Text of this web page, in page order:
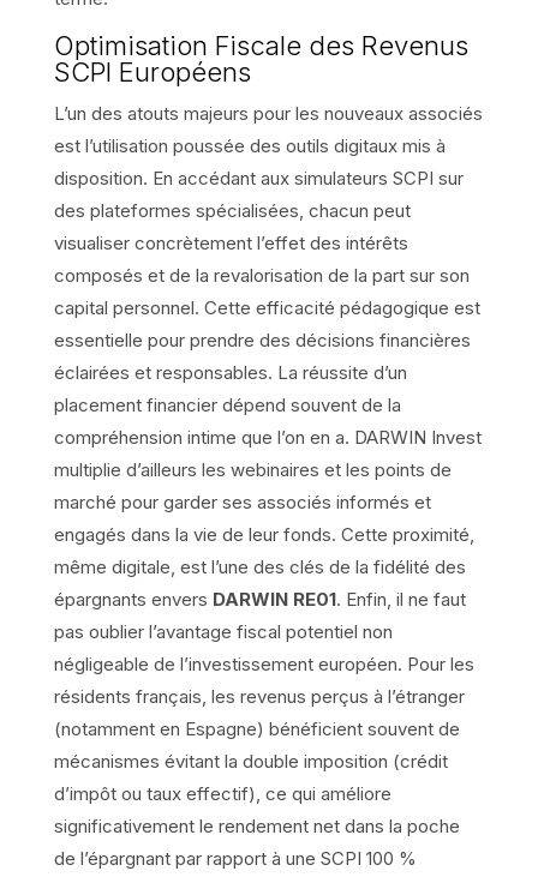
Optimisation Fiscale des Revenus
SCPI Européens
L’un des atouts majeurs pour les nouveaux associés
est l’utilisation poussée des outils digitaux mis à
disposition. En accédant aux simulateurs SCPI sur
des plateformes spécialisées, chacun peut
visualiser concrètement l’effet des intérêts
composés et de la revalorisation de la part sur son
capital personnel. Cette efficacité pédagogique est
essentielle pour prendre des décisions financières
éclairées et responsables. La réussite d’un
placement financier dépend souvent de la
compréhension intime que l’on en a. DARWIN Invest
multiplie d’ailleurs les webinaires et les points de
marché pour garder ses associés informés et
engagés dans la vie de leur fonds. Cette proximité,
même digitale, est l’une des clés de la fidélité des
épargnants envers DARWIN RE01. Enfin, il ne faut
pas oublier l’avantage fiscal potentiel non
négligeable de l’investissement européen. Pour les
résidents français, les revenus perçus à l’étranger
(notamment en Espagne) bénéficient souvent de
mécanismes évitant la double imposition (crédit
d’impôt ou taux effectif), ce qui améliore
significativement le rendement net dans la poche
de l’épargnant par rapport à une SCPI 100 %